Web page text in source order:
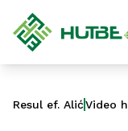
Resul ef. AlićVideo